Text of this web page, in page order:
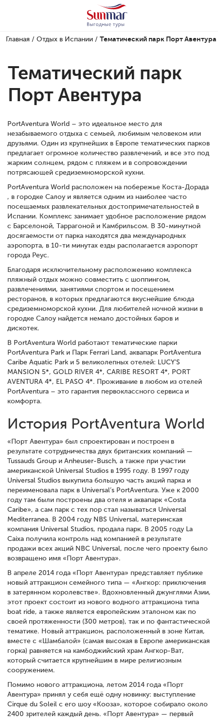
Главная / Отдых в Испании / Тематический парк Порт Авентура
Тематический парк
Порт Авентура
PortAventura World – это идеальное место для
незабываемого отдыха с семьей, любимым человеком или
друзьями. Один из крупнейших в Европе тематических парков
предлагает огромное количество развлечений, и все это под
жарким солнцем, рядом с пляжем и в сопровождении
потрясающей средиземноморской кухни.
PortAventura World расположен на побережье Коста-Дорада
, в городке Салоу и является одним из наиболее часто
посещаемых развлекательных достопримечательностей в
Испании. Комплекс занимает удобное расположение рядом
с Барселоной, Таррагоной и Камбрильсом. В 30-минутной
досягаемости от парка находятся два международных
аэропорта, в 10-ти минутах езды располагается аэропорт
города Реус.
Благодаря исключительному расположению комплекса
пляжный отдых можно совместить с шоппингом,
развлечениями, занятиями спортом и посещением
ресторанов, в которых предлагаются вкуснейшие блюда
средиземноморской кухни. Для любителей ночной жизни в
городке Салоу найдется немало достойных баров и
дискотек.
В PortAventura World работают тематические парки
PortAventura Park и Парк Ferrari Land, аквапарк PortAventura
Caribe Aquatic Park и 5 великолепных отелей: LUCY’S
MANSION 5*, GOLD RIVER 4*, CARIBE RESORT 4*, PORT
AVENTURA 4*, EL PASO 4*. Проживание в любом из отелей
PortAventura – это гарантия первоклассного сервиса и
комфорта.
История PortAventura World
«Порт Авентура» был спроектирован и построен в
результате сотрудничества двух британских компаний —
Tussauds Group и Anheuser-Busch, а также при участии
американской Universal Studios в 1995 году. В 1997 году
Universal Studios выкупила большую часть акций парка и
переименовала парк в Universal’s PortAventura. Уже к 2000
году там были построены два отеля и аквапарк «Costa
Caribe», а сам парк с тех пор стал называться Universal
Mediterranea. В 2004 году NBS Universal, материнская
компания Universal Studios, продала парк. В 2005 году La
Caixa получила контроль над компанией в результате
продажи всех акций NBC Universal, после чего проекту было
возвращено имя «Порт Авентура».
В апреле 2014 года «Порт Авентура» представляет публике
новый аттракцион семейного типа — «Ангкор: приключения
в затерянном королевстве». Вдохновленный джунглями Азии,
этот проект состоит из нового водного аттракциона типа
boat ride, а также является европейским эталоном как по
своей протяженности (300 метров), так и по фантастической
тематике. Новый аттракцион, расположенный в зоне Китая,
вместе с «Шамбалой» (самая высокая в Европе американская
горка) равняется на камбоджийский храм Ангкор-Ват,
который считается крупнейшим в мире религиозным
сооружением.
Помимо нового аттракциона, летом 2014 года «Порт
Авентура» принял у себя ещё одну новинку: выступление
Cirque du Soleil с его шоу «Кооза», которое собирало около
2400 зрителей каждый день. «Порт Авентура» — первый